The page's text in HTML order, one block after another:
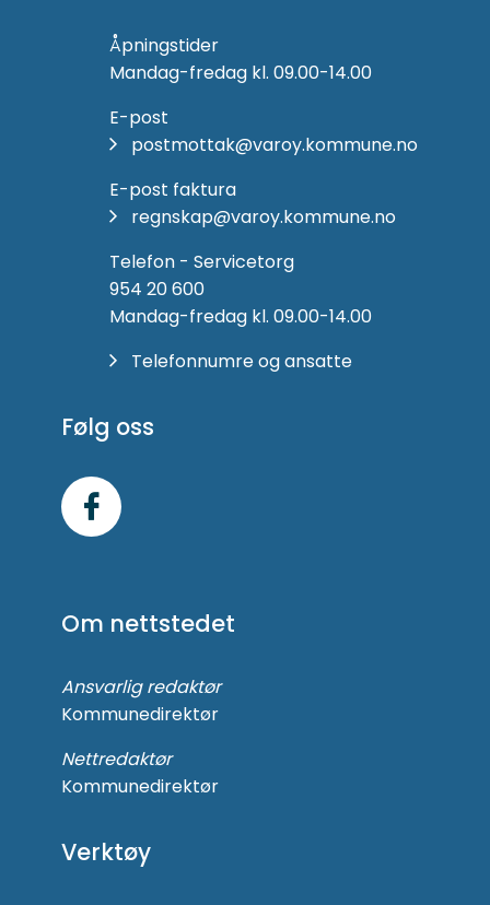
Åpningstider
Mandag-fredag kl. 09.00-14.00
E-post
postmottak@varoy.kommune.no
E-post faktura
regnskap@varoy.kommune.no
Telefon - Servicetorg
954 20 600
Mandag-fredag kl. 09.00-14.00
Telefonnumre og ansatte
Følg oss
Facebook
Om nettstedet
Ansvarlig redaktør
Kommunedirektør
Nettredaktør
Kommunedirektør
Verktøy